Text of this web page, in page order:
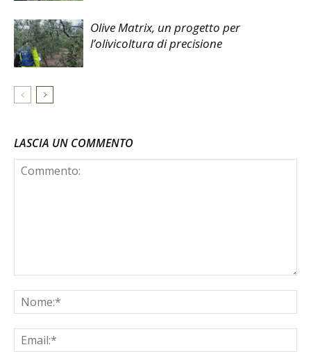
Olive Matrix, un progetto per
l’olivicoltura di precisione
LASCIA UN COMMENTO